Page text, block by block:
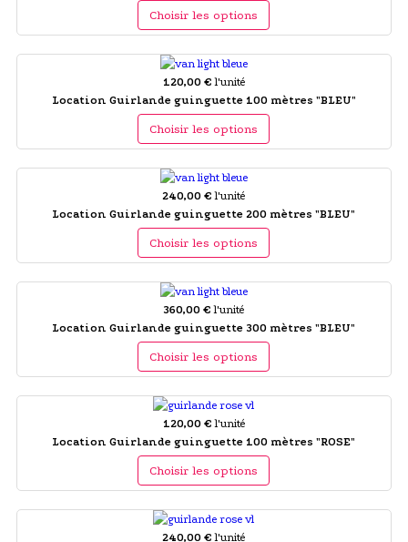
Choisir les options
120,00 € l'unité
Location Guirlande guinguette 100 mètres "BLEU"
Choisir les options
240,00 € l'unité
Location Guirlande guinguette 200 mètres "BLEU"
Choisir les options
360,00 € l'unité
Location Guirlande guinguette 300 mètres "BLEU"
Choisir les options
120,00 € l'unité
Location Guirlande guinguette 100 mètres "ROSE"
Choisir les options
240,00 € l'unité